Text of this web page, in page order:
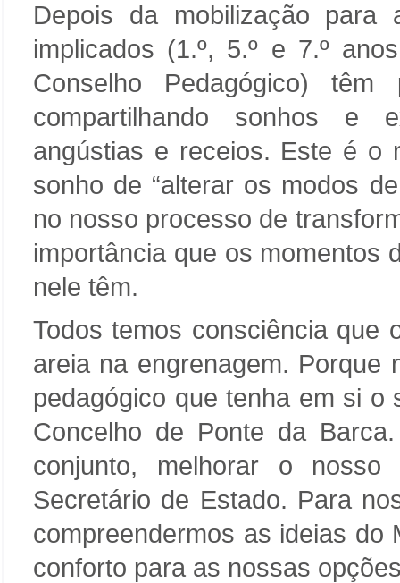
Depois da mobilização
implicados (1.º, 5.º e 7.º
Conselho Pedagógico) têm
compartilhando sonhos e
angústias e receios. Este é o
sonho de “alterar os modos
no nosso processo de
importância que os momentos
nele têm.
Todos temos consciência que
areia na engrenagem. Porque
pedagógico que tenha em si o
Concelho de Ponte da
conjunto, melhorar o
Secretário de Estado. Para
compreendermos as ideias do
conforto para as nossas